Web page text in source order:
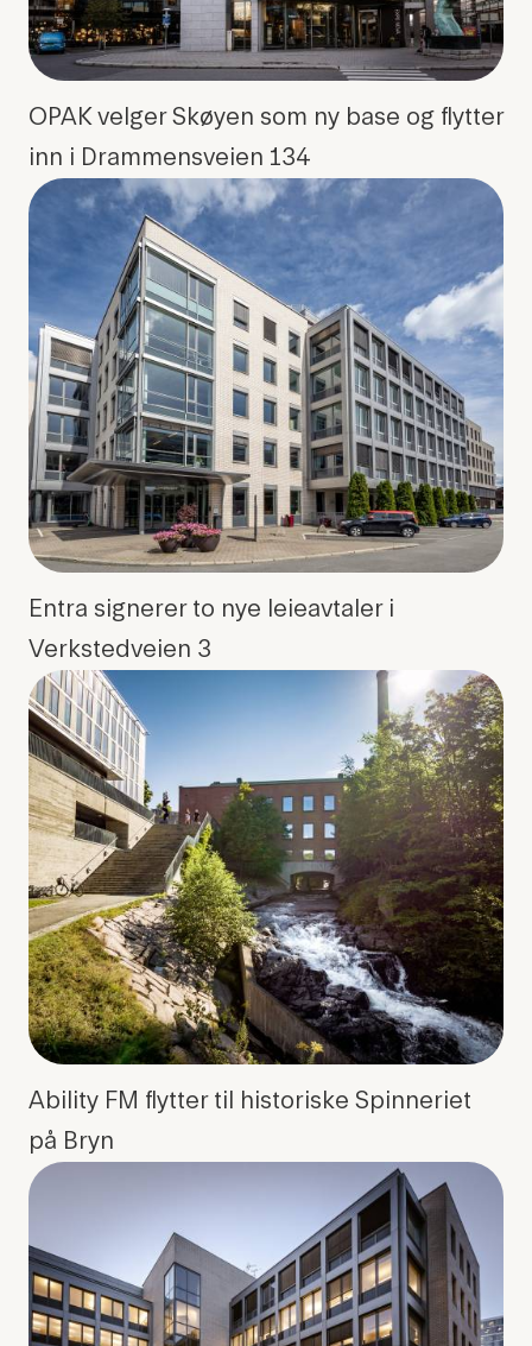
OPAK velger Skøyen som ny base og flytter
inn i Drammensveien 134
Entra signerer to nye leieavtaler i
Verkstedveien 3
Ability FM flytter til historiske Spinneriet
på Bryn